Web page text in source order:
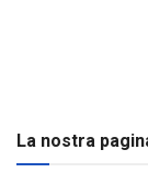
La nostra